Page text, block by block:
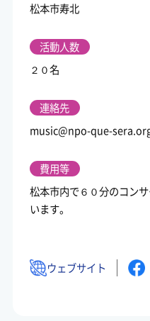
松本市寿北
活動人数
２０名
連絡先
music@npo-que-
費用等
松本市内で６０分のコン
います。
ウェブサイト